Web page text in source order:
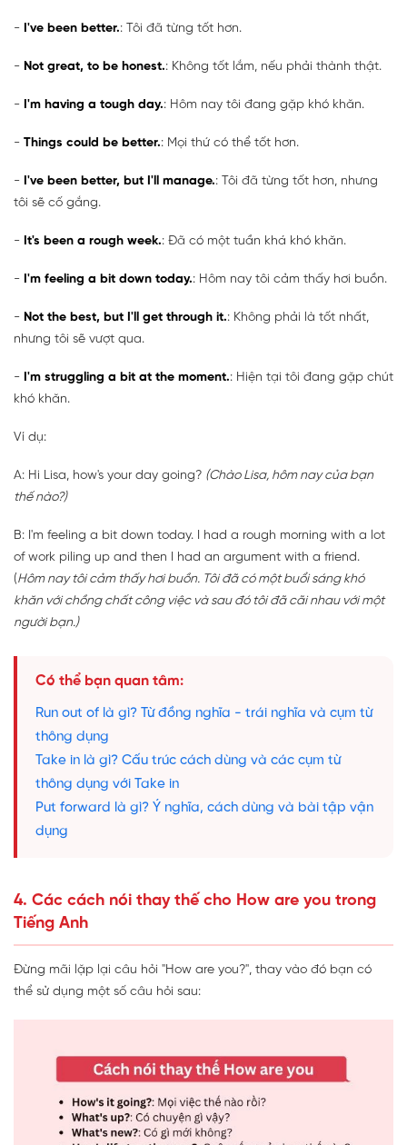
- I've been better.: Tôi đã từng tốt hơn.
- Not great, to be honest.: Không tốt lắm, nếu phải thành thật.
- I'm having a tough day.: Hôm nay tôi đang gặp khó khăn.
- Things could be better.: Mọi thứ có thể tốt hơn.
- I've been better, but I'll manage.: Tôi đã từng tốt hơn, nhưng
tôi sẽ cố gắng.
- It's been a rough week.: Đã có một tuần khá khó khăn.
- I'm feeling a bit down today.: Hôm nay tôi cảm thấy hơi buồn.
- Not the best, but I'll get through it.: Không phải là tốt nhất,
nhưng tôi sẽ vượt qua.
- I'm struggling a bit at the moment.: Hiện tại tôi đang gặp chút
khó khăn.
Ví dụ:
A: Hi Lisa, how's your day going? (Chào Lisa, hôm nay của bạn
thế nào?)
B: I'm feeling a bit down today. I had a rough morning with a lot
of work piling up and then I had an argument with a friend.
(Hôm nay tôi cảm thấy hơi buồn. Tôi đã có một buổi sáng khó
khăn với chồng chất công việc và sau đó tôi đã cãi nhau với một
người bạn.)
Có thể bạn quan tâm:
Run out of là gì? Từ đồng nghĩa - trái nghĩa và cụm từ
thông dụng
Take in là gì? Cấu trúc cách dùng và các cụm từ
thông dụng với Take in
Put forward là gì? Ý nghĩa, cách dùng và bài tập vận
dụng
4. Các cách nói thay thế cho How are you trong
Tiếng Anh
Đừng mãi lặp lại câu hỏi "How are you?", thay vào đó bạn có
thể sử dụng một số câu hỏi sau: